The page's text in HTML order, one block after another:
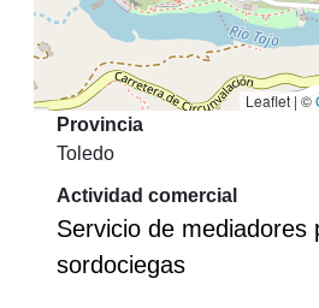
Leaflet | ©
Provincia
Toledo
Actividad comercial
Servicio de mediadores
sordociegas